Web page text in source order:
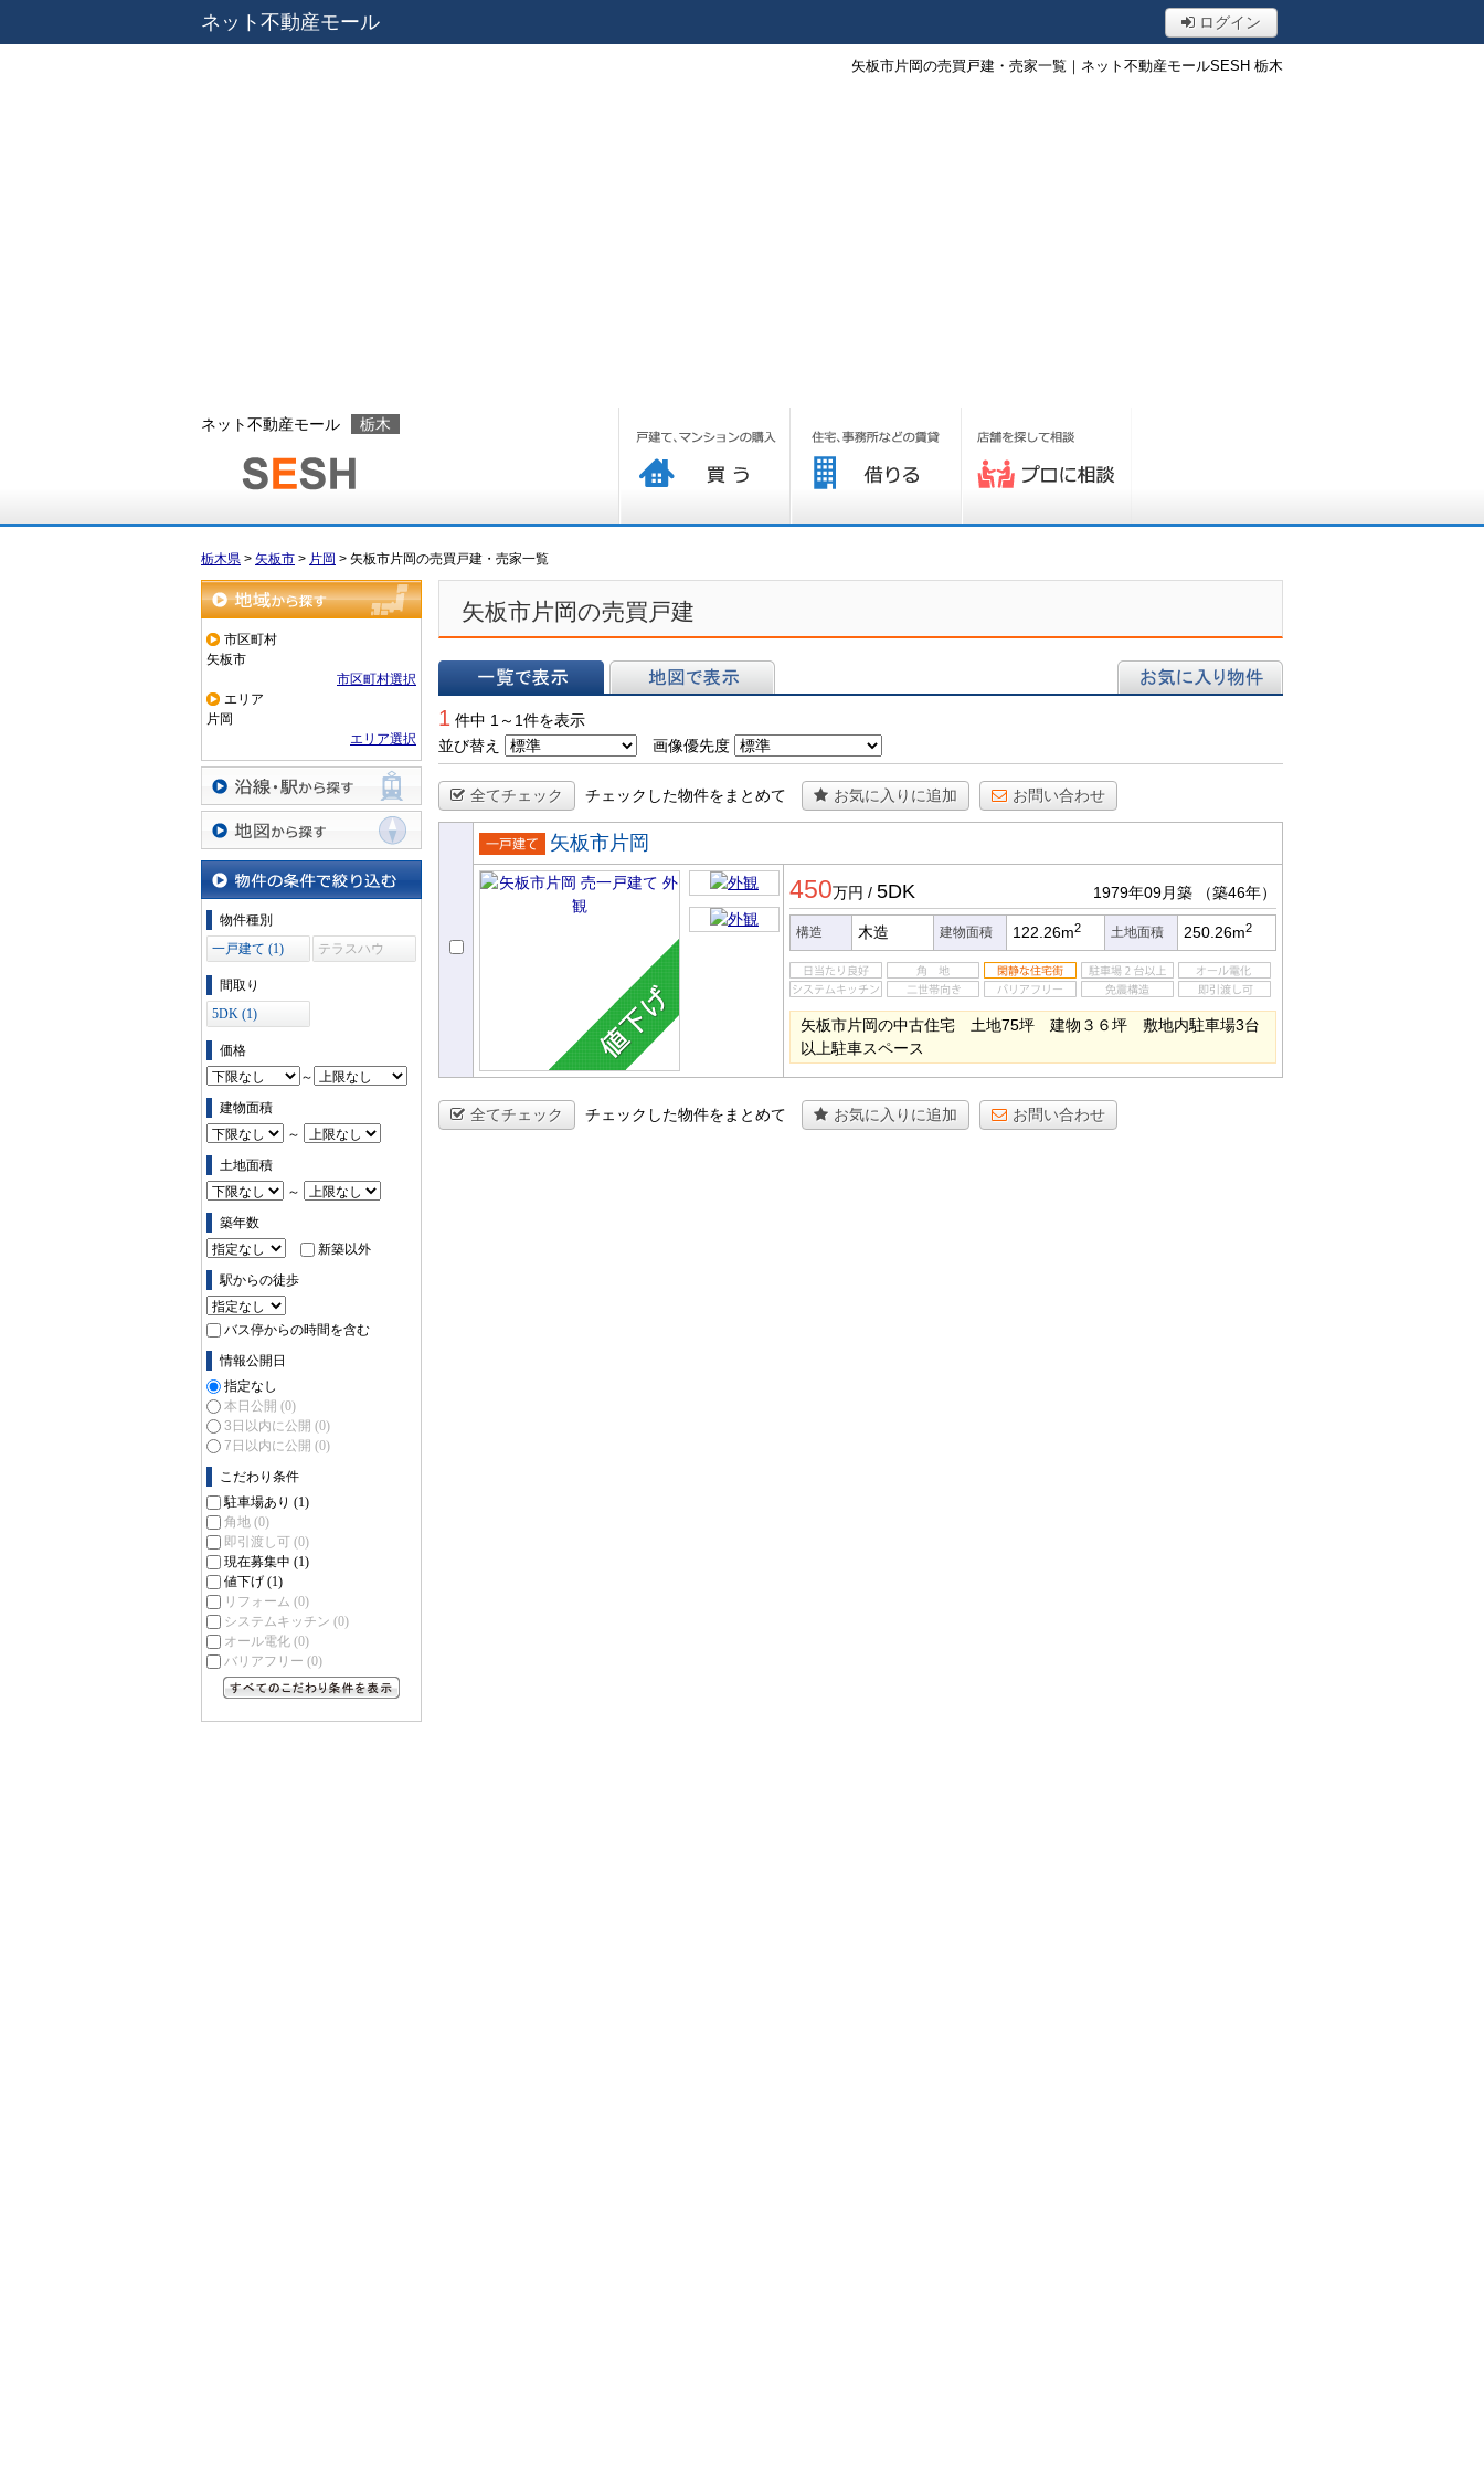
ネット不動産モール ログイン
矢板市片岡の売買戸建・売家一覧｜ネット不動産モールSESH 栃木
ネット不動産モール 栃木
栃木県 > 矢板市 > 片岡 > 矢板市片岡の売買戸建・売家一覧
地域から探す
市区町村
矢板市
市区町村選択
エリア
片岡
エリア選択
沿線・駅から探す
地図から探す
物件の条件で絞り込む
物件種別
一戸建て (1)
テラスハウ
間取り
5DK (1)
価格
～
建物面積
～
土地面積
～
築年数
新築以外
駅からの徒歩
バス停からの時間を含む
情報公開日
指定なし
本日公開 (0)
3日以内に公開 (0)
7日以内に公開 (0)
こだわり条件
駐車場あり (1)
角地 (0)
即引渡し可 (0)
現在募集中 (1)
値下げ (1)
リフォーム (0)
システムキッチン (0)
オール電化 (0)
バリアフリー (0)
矢板市片岡の売買戸建
1 件中 1～1件を表示
並び替え
画像優先度
全てチェック チェックした物件をまとめて お気に入りに追加 お問い合わせ
売一戸建
て
矢板市片岡
450万円 / 5DK 1979年09月築 （築46年）
構造 木造 建物面積 122.26m2 土地面積 250.26m2
矢板市片岡の中古住宅 土地75坪 建物３６坪 敷地内駐車場3台
以上駐車スペース
全てチェック チェックした物件をまとめて お気に入りに追加 お問い合わせ